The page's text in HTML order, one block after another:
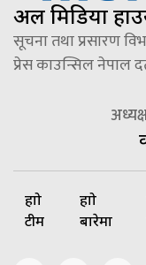
अल मिडिया हाउस
सूचना तथा प्रसारण
प्रेस काउन्सिल नेपाल
हाम्रो
टीम
हाम्रो
बारेमा